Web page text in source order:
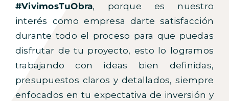
#VivimosTuObra, porque es nuestro
interés como empresa darte satisfacción
durante todo el proceso para que puedas
disfrutar de tu proyecto, esto lo logramos
trabajando con ideas bien definidas,
presupuestos claros y detallados, siempre
enfocados en tu expectativa de inversión y